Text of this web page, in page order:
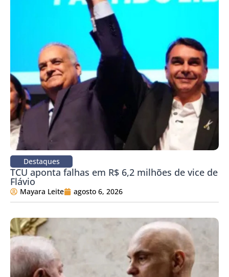
Destaques
TCU aponta falhas em R$ 6,2 milhões de vice de
Flávio
Mayara Leite agosto 6, 2026